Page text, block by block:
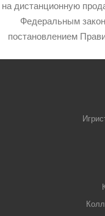
на дистанционную
Федеральным
постановлением